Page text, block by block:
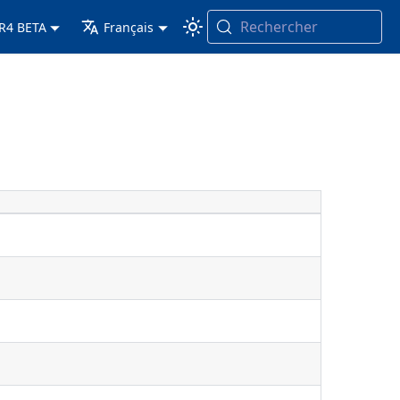
BETA Français Rechercher